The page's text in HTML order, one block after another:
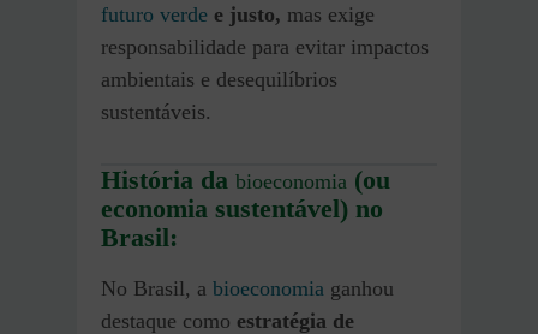
futuro verde e justo, mas exige
responsabilidade para evitar impactos
ambientais e desequilíbrios
sustentáveis.
História da bioeconomia (ou
economia sustentável) no
Brasil:
No Brasil, a bioeconomia ganhou
destaque como estratégia de